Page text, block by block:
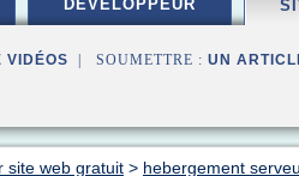
DEVELOPPEUR
VIDÉOS | SOUMETTRE : UN
site web gratuit > hebergement